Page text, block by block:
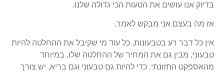
בדיוק אנו עושים את הטעות הכי גדולה שלנו.
אז מה בעצם אני מבקש לאמר.
אין כל דבר רע בטבעונות, כל עוד מי שקיבל את ההחלטה להיות
טבעוני, מבין גם את המחיר של ההחלטה שלו, במיוחד
מהאספקט התזונתי. כדי להיות גם טבעוני וגם בריא, יש צורך